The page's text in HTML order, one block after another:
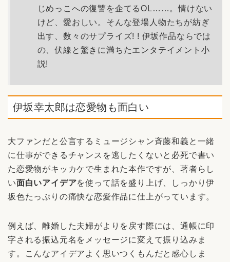
じめっこへの復讐を企てるOL……。情けない
けど、愛おしい。そんな登場人物たちが紡ぎ
出す、数々のサプライズ! ! 伊坂作品ならでは
の、伏線と驚きに満ちたエンタテイメント小
説!
伊坂幸太郎は恋愛物も面白い
大ファンだと公言するミュージシャン斉藤和義と一緒
に仕事ができるチャンスを逃したくないと必死で書い
た恋愛物がキッカケで生まれた本作ですが、著者らし
い面白いアイデアを使って話を盛り上げ、しっかり伊
坂色たっぷりの痛快な恋愛作品に仕上がっています。
例えば、離婚した夫婦がよりを戻す際には、通帳に印
字される振込元名をメッセージに変えて振り込みま
す。こんなアイデアよく思いつくもんだと感心しま